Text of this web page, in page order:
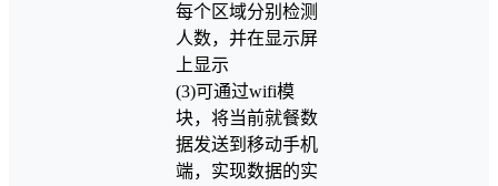
每个区域分别检测
人数，并在显示屏
上显示
(3)可通过wifi模
块，将当前就餐数
据发送到移动手机
端，实现数据的实